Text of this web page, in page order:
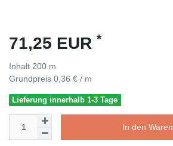
71,25 EUR *
Inhalt 200 m
Grundpreis 0,36 € / m
Lieferung innerhalb 1-3 Tage
In den